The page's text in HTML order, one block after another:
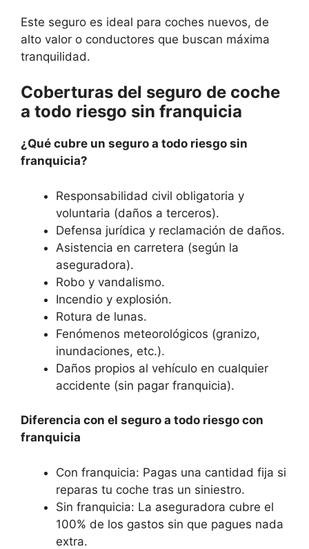
Este seguro es ideal para coches nuevos, de
alto valor o conductores que buscan máxima
tranquilidad.
Coberturas del seguro de coche
a todo riesgo sin franquicia
¿Qué cubre un seguro a todo riesgo sin
franquicia?
Responsabilidad civil obligatoria y
voluntaria (daños a terceros).
Defensa jurídica y reclamación de daños.
Asistencia en carretera (según la
aseguradora).
Robo y vandalismo.
Incendio y explosión.
Rotura de lunas.
Fenómenos meteorológicos (granizo,
inundaciones, etc.).
Daños propios al vehículo en cualquier
accidente (sin pagar franquicia).
Diferencia con el seguro a todo riesgo con
franquicia
Con franquicia: Pagas una cantidad fija si
reparas tu coche tras un siniestro.
Sin franquicia: La aseguradora cubre el
100% de los gastos sin que pagues nada
extra.